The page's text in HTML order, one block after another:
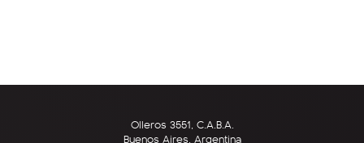
Olleros 3551, C.A.B.A.
Buenos Aires, Argentina